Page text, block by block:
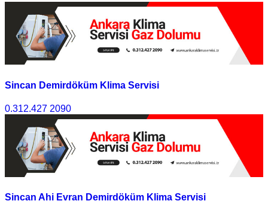
Sincan Demirdöküm Klima Servisi
0.312.427 2090
Sincan Ahi Evran Demirdöküm Klima Servisi